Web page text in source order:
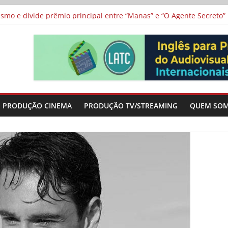
adaptação brasileira de série argentina para o
Poker da Última Meia Década no Cinema e na TV
Cinema
de escolas públicas
PRODUÇÃO CINEMA PRODUÇÃO TV/STREAMING QUEM